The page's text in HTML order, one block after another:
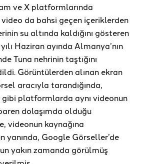
ve X platformlarında
da bahsi geçen içeriklerden
su altında kaldığını gösteren
Haziran ayında Almanya’nın
Tuna nehrinin taştığını
Görüntülerden alınan ekran
aracıyla tarandığında,
gibi platformlarda aynı videonun
dolaşımda olduğu
videonun kaynağına
yanında, Google Görseller’de
yakın zamanda görülmüş